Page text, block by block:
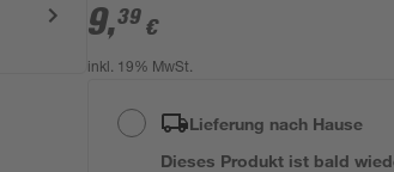
9,39 €
inkl. 19% MwSt.
Lieferung nach Hause
Dieses Produkt ist bald